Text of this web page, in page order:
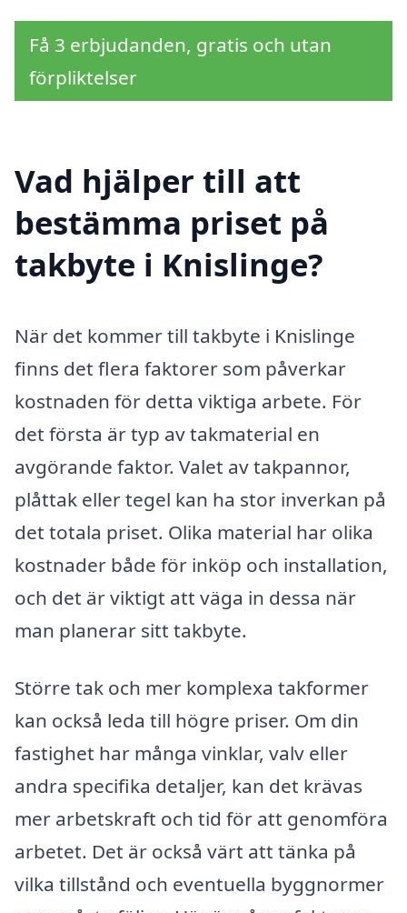
Få 3 erbjudanden, gratis och utan
förpliktelser
Vad hjälper till att
bestämma priset på
takbyte i Knislinge?
När det kommer till takbyte i Knislinge
finns det flera faktorer som påverkar
kostnaden för detta viktiga arbete. För
det första är typ av takmaterial en
avgörande faktor. Valet av takpannor,
plåttak eller tegel kan ha stor inverkan på
det totala priset. Olika material har olika
kostnader både för inköp och installation,
och det är viktigt att väga in dessa när
man planerar sitt takbyte.
Större tak och mer komplexa takformer
kan också leda till högre priser. Om din
fastighet har många vinklar, valv eller
andra specifika detaljer, kan det krävas
mer arbetskraft och tid för att genomföra
arbetet. Det är också värt att tänka på
vilka tillstånd och eventuella byggnormer